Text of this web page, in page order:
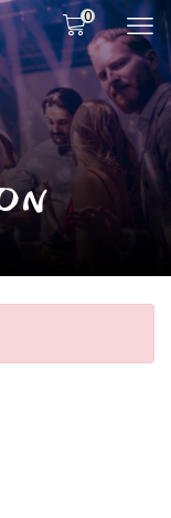
0